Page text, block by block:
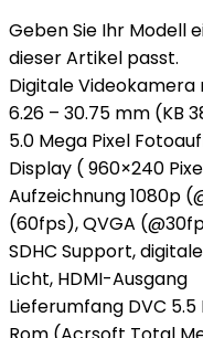
Geben Sie Ihr Modell
dieser Artikel passt.
Digitale
6.26 – 30.75 mm (KB
5.0 Mega Pixel
Display ( 960×240
Aufzeichnung 1080p
(60fps), QVGA
SDHC Support,
Licht, HDMI-Ausgang
Lieferumfang DVC 5.5